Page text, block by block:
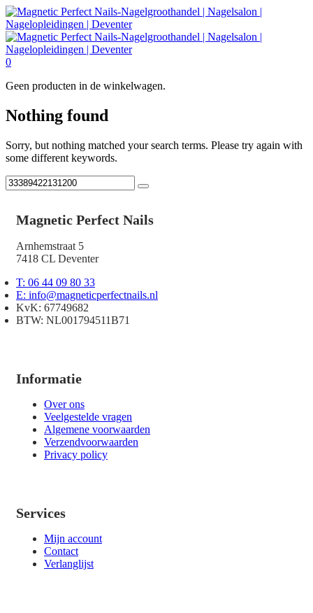
0
Geen producten in de winkelwagen.
Nothing found
Sorry, but nothing matched your search terms. Please try again with
some different keywords.
Magnetic Perfect Nails
Arnhemstraat 5
7418 CL Deventer
T: 06 44 09 80 33
E: info@magneticperfectnails.nl
KvK: 67749682
BTW: NL001794511B71
Informatie
Over ons
Veelgestelde vragen
Algemene voorwaarden
Verzendvoorwaarden
Privacy policy
Services
Mijn account
Contact
Verlanglijst